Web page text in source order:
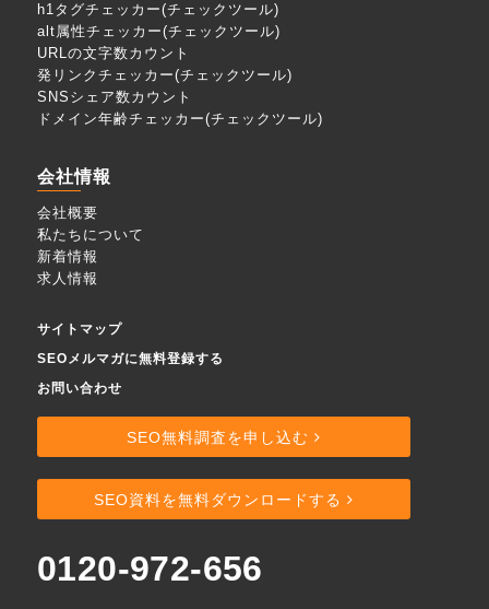
h1タグチェッカー(チェックツール)
alt属性チェッカー(チェックツール)
URLの文字数カウント
発リンクチェッカー(チェックツール)
SNSシェア数カウント
ドメイン年齢チェッカー(チェックツール)
会社情報
会社概要
私たちについて
新着情報
求人情報
サイトマップ
SEOメルマガに無料登録する
お問い合わせ
SEO無料調査を申し込む
SEO資料を無料ダウンロードする
0120-972-656